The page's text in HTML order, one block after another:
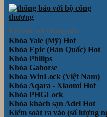
Kết nối với chúng tôi
Khóa Yale (Mỹ)
Khóa Epic (Hàn Quốc)
Khóa Philips
Khóa Gaborse
Khóa WinLock (Việt Nam)
Khóa Aqara - Xiaomi
Khóa PHGLock
Khóa khách sạn Adel
Kiểm soát ra vào (số lượng